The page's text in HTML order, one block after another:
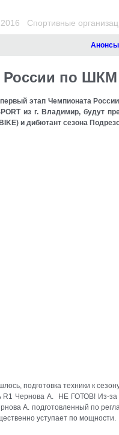
Спортивные
Анонсы.
России по ШКМ
первый этап Чемпионата
из г. Владимир, будут
и дибютант сезона
подготовка техники к
R1 Чернова А. НЕ ГОТОВ! Из-
А. подготовленный по
уступает по мощности.